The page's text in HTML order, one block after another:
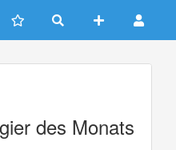
des Monats